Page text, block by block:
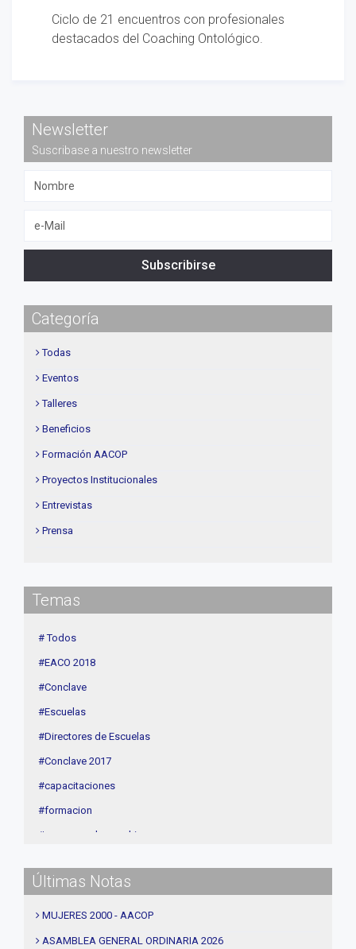
Ciclo de 21 encuentros con profesionales
destacados del Coaching Ontológico.
Newsletter
Suscribase a nuestro newsletter
Subscribirse
Categoría
Todas
Eventos
Talleres
Beneficios
Formación AACOP
Proyectos Institucionales
Entrevistas
Prensa
Contenidos de Interés
Cuota
Agenda
Linea Sociedad
Temas
# Todos
#EACO 2018
#Conclave
#Escuelas
#Directores de Escuelas
#Conclave 2017
#capacitaciones
#formacion
#procesos de coaching
#Actividades
#talleres
Últimas Notas
MUJERES 2000 - AACOP
ASAMBLEA GENERAL ORDINARIA 2026